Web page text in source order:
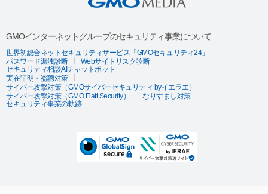
GMOインターネットグループのセキュリティ事業について
世界初総合ネットセキュリティサービス「GMOセキュリティ24」
パスワード漏洩診断
Webサイトリスク診断
セキュリティ相談AIチャットボット
実在証明・盗聴対策
サイバー攻撃対策（GMOサイバーセキュリティ byイエラエ）
サイバー攻撃対策（GMO Flatt Security）
なりすまし対策
セキュリティ事業の軌跡